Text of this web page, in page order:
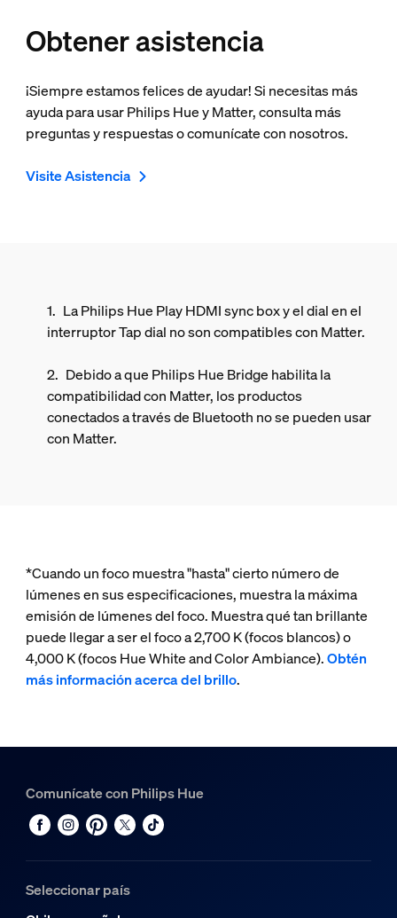
Obtener asistencia
¡Siempre estamos felices de ayudar! Si necesitas más
ayuda para usar Philips Hue y Matter, consulta más
preguntas y respuestas o comunícate con nosotros.
Visite Asistencia
La Philips Hue Play HDMI sync box y el dial en el
interruptor Tap dial no son compatibles con Matter.
Debido a que Philips Hue Bridge habilita la
compatibilidad con Matter, los productos
conectados a través de Bluetooth no se pueden usar
con Matter.
*Cuando un foco muestra "hasta" cierto número de
lúmenes en sus especificaciones, muestra la máxima
emisión de lúmenes del foco. Muestra qué tan brillante
puede llegar a ser el foco a 2,700 K (focos blancos) o
4,000 K (focos Hue White and Color Ambiance).Obtén
más información acerca del brillo.
Comunícate con Philips Hue
Seleccionar país